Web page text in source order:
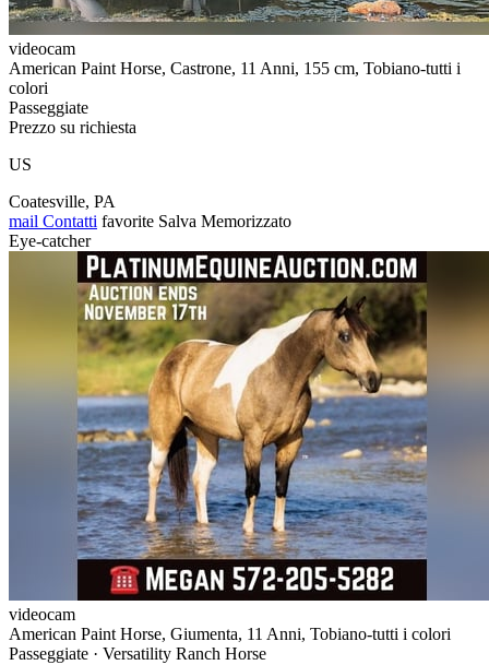
videocam
American Paint Horse, Castrone, 11 Anni, 155 cm, Tobiano-tutti i
colori
Passeggiate
Prezzo su richiesta
US
Coatesville, PA
mail Contatti favorite Salva Memorizzato
Eye-catcher
videocam
American Paint Horse, Giumenta, 11 Anni, Tobiano-tutti i colori
Passeggiate · Versatility Ranch Horse